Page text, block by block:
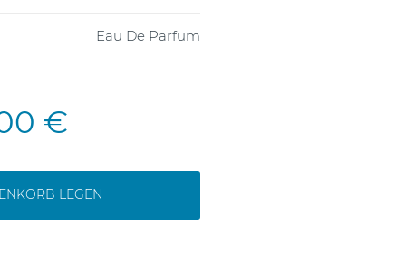
Eau De Parfum
€
LEGEN